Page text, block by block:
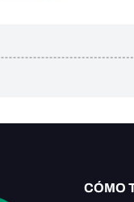
CÓMO